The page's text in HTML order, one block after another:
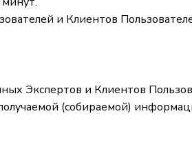
и Клиентов
Экспертов и Клиентов
(собираемой)